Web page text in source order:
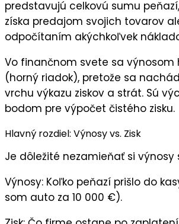
predstavujú celkovú sumu
získa predajom svojich tovarov
odpočítaním akýchkoľvek
Vo finančnom svete sa výnosom
(horný riadok), pretože sa
vrchu výkazu ziskov a strát. Sú
bodom pre výpočet čistého zisku.
Hlavný rozdiel: Výnosy vs. Zisk
Je dôležité nezamieňať si výnosy
Výnosy: Koľko peňazí prišlo do
som auto za 10 000 €).